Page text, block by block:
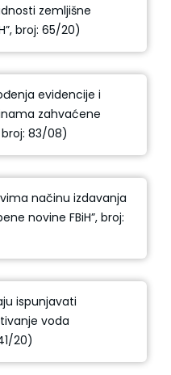
zemljišne
broj: 65/20)
evidencije i
zahvaćene
broj: 83/08)
načinu izdavanja
novine FBiH”, broj:
ispunjavati
voda
20)